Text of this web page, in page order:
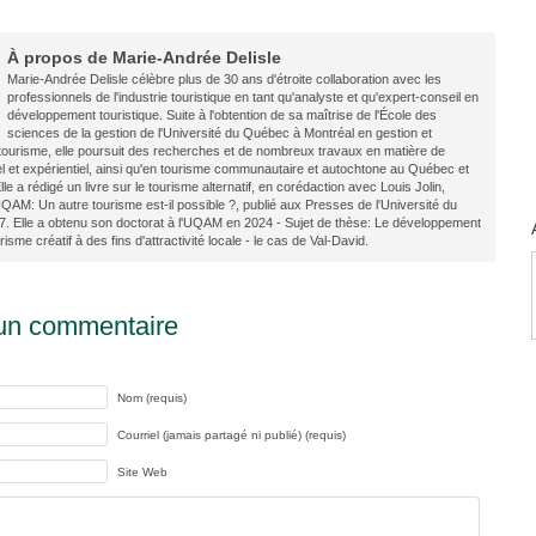
À propos de Marie-Andrée Delisle
Marie-Andrée Delisle célèbre plus de 30 ans d'étroite collaboration avec les
professionnels de l'industrie touristique en tant qu'analyste et qu'expert-conseil en
développement touristique. Suite à l'obtention de sa maîtrise de l'École des
sciences de la gestion de l'Université du Québec à Montréal en gestion et
elle poursuit des recherches et de nombreux travaux en matière de
et expérientiel, ainsi qu'en tourisme communautaire et autochtone au Québec et
a rédigé un livre sur le tourisme alternatif, en corédaction avec Louis Jolin,
Un autre tourisme est-il possible ?, publié aux Presses de l'Université du
Elle a obtenu son doctorat à l'UQAM en 2024 - Sujet de thèse: Le développement
créatif à des fins d'attractivité locale - le cas de Val-David.
commentaire
Nom (requis)
Courriel (jamais partagé ni publié) (requis)
Site Web